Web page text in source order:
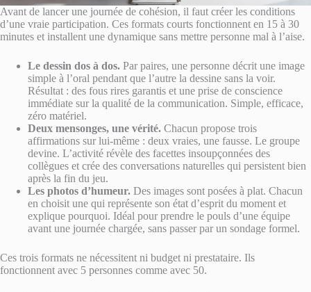
Avant de lancer une journée de cohésion, il faut créer les conditions
d’une vraie participation. Ces formats courts fonctionnent en 15 à 30
minutes et installent une dynamique sans mettre personne mal à l’aise.
Le dessin dos à dos. Par paires, une personne décrit une image
simple à l’oral pendant que l’autre la dessine sans la voir.
Résultat : des fous rires garantis et une prise de conscience
immédiate sur la qualité de la communication. Simple, efficace,
zéro matériel.
Deux mensonges, une vérité. Chacun propose trois
affirmations sur lui-même : deux vraies, une fausse. Le groupe
devine. L’activité révèle des facettes insoupçonnées des
collègues et crée des conversations naturelles qui persistent bien
après la fin du jeu.
Les photos d’humeur. Des images sont posées à plat. Chacun
en choisit une qui représente son état d’esprit du moment et
explique pourquoi. Idéal pour prendre le pouls d’une équipe
avant une journée chargée, sans passer par un sondage formel.
Ces trois formats ne nécessitent ni budget ni prestataire. Ils
fonctionnent avec 5 personnes comme avec 50.